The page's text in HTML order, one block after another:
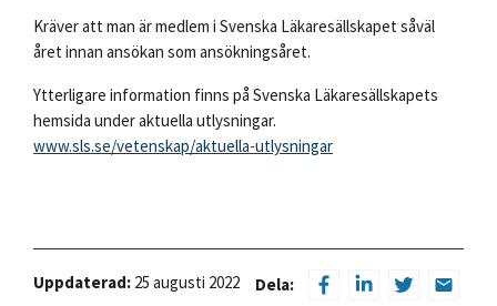
Kräver att man är medlem i Svenska Läkaresällskapet såväl
året innan ansökan som ansökningsåret.
Ytterligare information finns på Svenska Läkaresällskapets
hemsida under aktuella utlysningar.
www.sls.se/vetenskap/aktuella-utlysningar
Uppdaterad: 25 augusti 2022 Dela: